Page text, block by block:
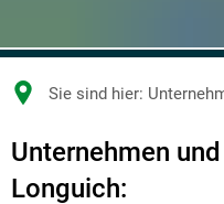
Sie sind hier:
Unternehmen
&
Unternehmen
Longuich: